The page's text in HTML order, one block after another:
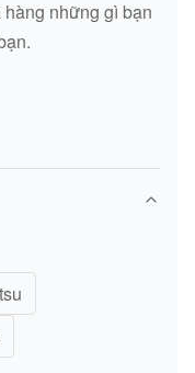
7861-93-2330
220-6
những gì bạn